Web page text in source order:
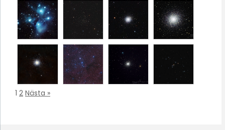
1 2 Nästa »